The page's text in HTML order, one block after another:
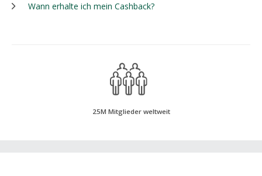
Wann erhalte ich mein Cashback?
25M Mitglieder weltweit